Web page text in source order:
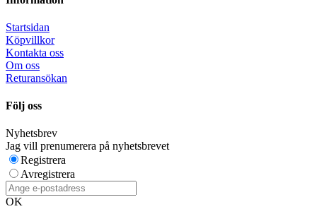
Startsidan
Köpvillkor
Kontakta oss
Om oss
Returansökan
Följ oss
Nyhetsbrev
Jag vill prenumerera på nyhetsbrevet
Registrera
Avregistrera
OK